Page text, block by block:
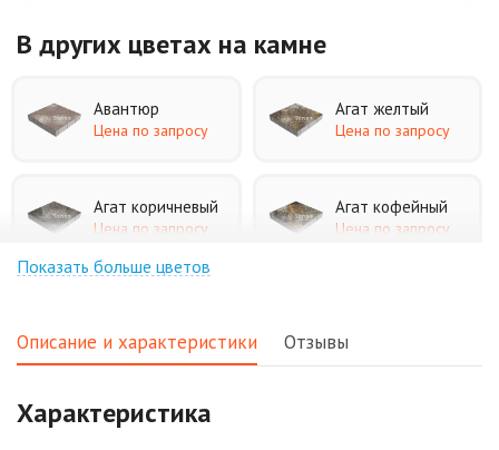
В других цветах на камне
Авантюр
Цена по запросу
Агат желтый
Цена по запросу
Агат коричневый
Цена по запросу
Агат кофейный
Цена по запросу
Цена по запросу
Показать больше цветов
Описание и характеристики Отзывы
Характеристика